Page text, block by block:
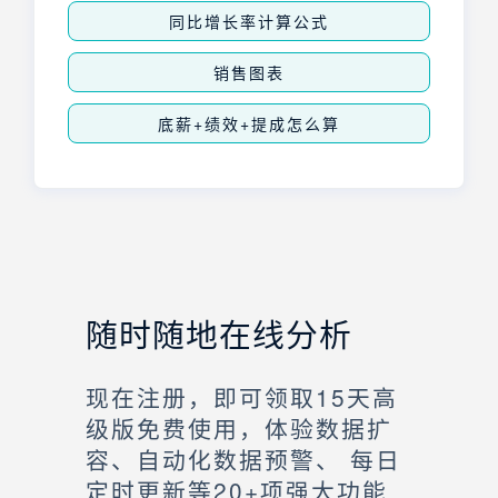
同比增长率计算公式
销售图表
底薪+绩效+提成怎么算
随时随地在线分析
现在注册，即可领取15天高
级版免费使用，体验数据扩
容、自动化数据预警、 每日
定时更新等20+项强大功能